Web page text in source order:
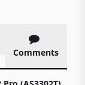
Comments